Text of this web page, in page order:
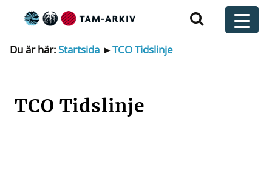
Huvudnavigering
Du är här:Startsida ▸TCO Tidslinje
TCO Tidslinje